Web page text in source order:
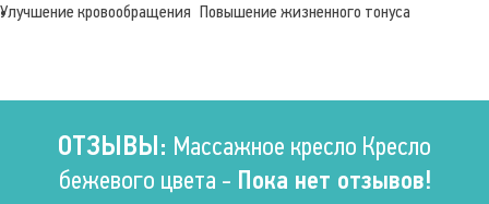
Улучшение кровообращения Повышение жизненного тонуса
ОТЗЫВЫ: Массажное кресло Кресло
бежевого цвета - Пока нет отзывов!